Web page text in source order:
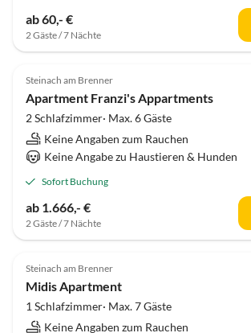
ab 60,- €
2 Gäste / 7 Nächte
Steinach am Brenner
Apartment Franzi's Appartments
2 Schlafzimmer· Max. 6 Gäste
Keine Angaben zum Rauchen
Keine Angabe zu Haustieren & Hunden
Sofort Buchung
ab 1.666,- €
2 Gäste / 7 Nächte
Steinach am Brenner
Midis Apartment
1 Schlafzimmer· Max. 7 Gäste
Keine Angaben zum Rauchen